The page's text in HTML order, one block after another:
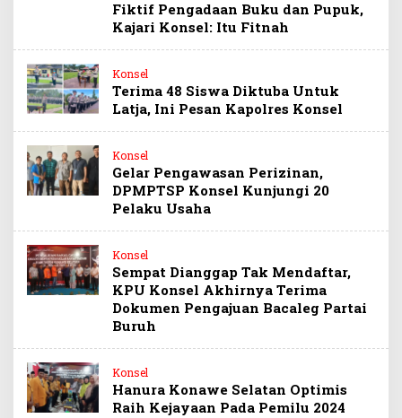
Fiktif Pengadaan Buku dan Pupuk,
Kajari Konsel: Itu Fitnah
Konsel
Terima 48 Siswa Diktuba Untuk
Latja, Ini Pesan Kapolres Konsel
Konsel
Gelar Pengawasan Perizinan,
DPMPTSP Konsel Kunjungi 20
Pelaku Usaha
Konsel
Sempat Dianggap Tak Mendaftar,
KPU Konsel Akhirnya Terima
Dokumen Pengajuan Bacaleg Partai
Buruh
Konsel
Hanura Konawe Selatan Optimis
Raih Kejayaan Pada Pemilu 2024